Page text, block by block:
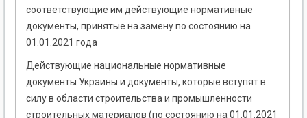
соответствующие им действующие нормативные
документы, принятые на замену по состоянию на
01.01.2021 года
Действующие национальные нормативные
документы Украины и документы, которые вступят в
силу в области строительства и промышленности
строительных материалов (по состоянию на 01.01.2021